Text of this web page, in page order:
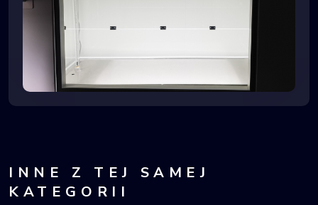
INNE Z TEJ SAMEJ
KATEGORII